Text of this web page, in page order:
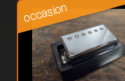
occasion